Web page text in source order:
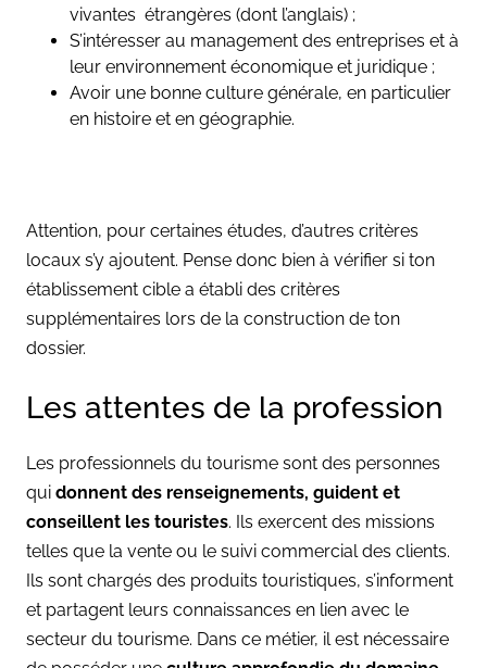
vivantes étrangères (dont l’anglais) ;
S’intéresser au management des entreprises et à
leur environnement économique et juridique ;
Avoir une bonne culture générale, en particulier
en histoire et en géographie.
Attention, pour certaines études, d’autres critères
locaux s’y ajoutent. Pense donc bien à vérifier si ton
établissement cible a établi des critères
supplémentaires lors de la construction de ton
dossier.
Les attentes de la profession
Les professionnels du tourisme sont des personnes
qui donnent des renseignements, guident et
conseillent les touristes. Ils exercent des missions
telles que la vente ou le suivi commercial des clients.
Ils sont chargés des produits touristiques, s’informent
et partagent leurs connaissances en lien avec le
secteur du tourisme. Dans ce métier, il est nécessaire